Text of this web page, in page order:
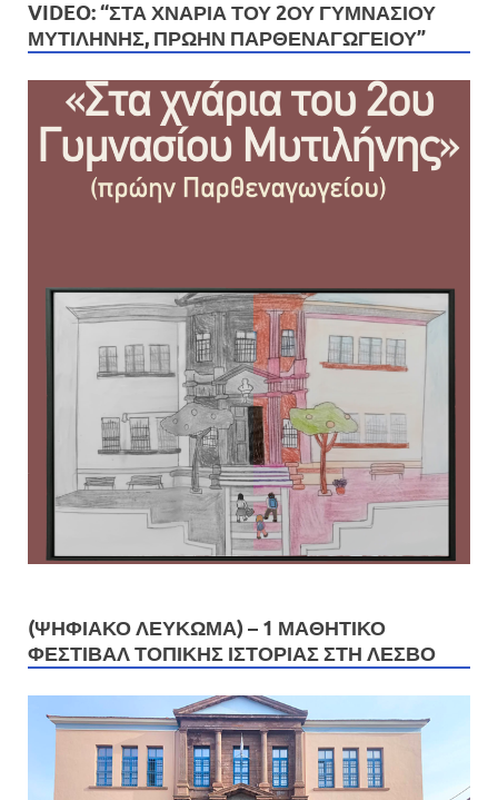
VIDEO: “ΣΤΑ ΧΝΆΡΙΑ ΤΟΥ 2ΟΥ ΓΥΜΝΑΣΊΟΥ
ΜΥΤΙΛΉΝΗΣ, ΠΡΏΗΝ ΠΑΡΘΕΝΑΓΩΓΕΊΟΥ”
(ΨΗΦΙΑΚΟ ΛΕΥΚΩΜΑ) – 1 ΜΑΘΗΤΙΚΌ
ΦΕΣΤΙΒΆΛ ΤΟΠΙΚΉΣ ΙΣΤΟΡΊΑΣ ΣΤΗ ΛΈΣΒΟ